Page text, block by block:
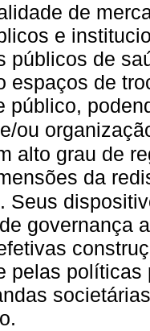
de
e
públicos de
espaços de
público,
ou
alto grau de
da
. Seus
governança
pelas